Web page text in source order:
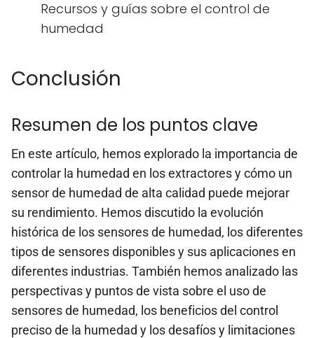
Recursos y guías sobre el control de
humedad
Conclusión
Resumen de los puntos clave
En este artículo, hemos explorado la importancia de
controlar la humedad en los extractores y cómo un
sensor de humedad de alta calidad puede mejorar
su rendimiento. Hemos discutido la evolución
histórica de los sensores de humedad, los diferentes
tipos de sensores disponibles y sus aplicaciones en
diferentes industrias. También hemos analizado las
perspectivas y puntos de vista sobre el uso de
sensores de humedad, los beneficios del control
preciso de la humedad y los desafíos y limitaciones